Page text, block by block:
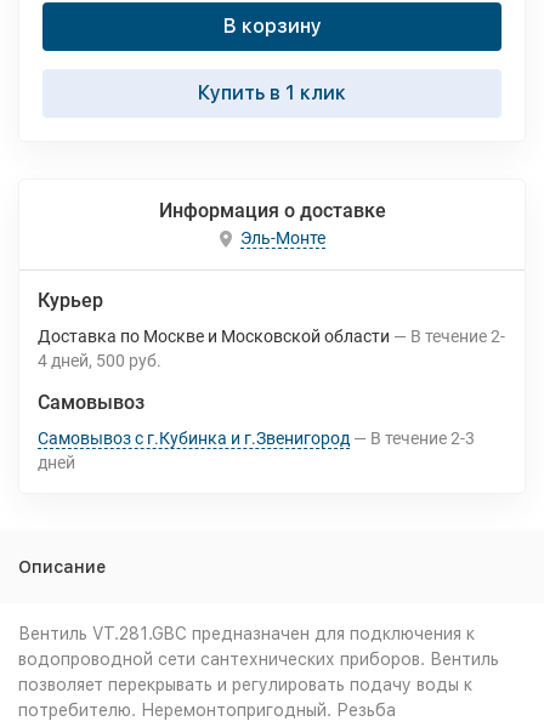
В корзину
Купить в 1 клик
Информация о доставке
Эль-Монте
Курьер
Доставка по Москве и Московской области В течение2-
4 дней 500 руб.
Самовывоз
Самовывоз с г.Кубинка и г.Звенигород В течение2-3
дней
Описание
Вентиль VT.281.GBC предназначен для подключения к
водопроводной сети сантехнических приборов. Вентиль
позволяет перекрывать и регулировать подачу воды к
потребителю. Неремонтопригодный. Резьба